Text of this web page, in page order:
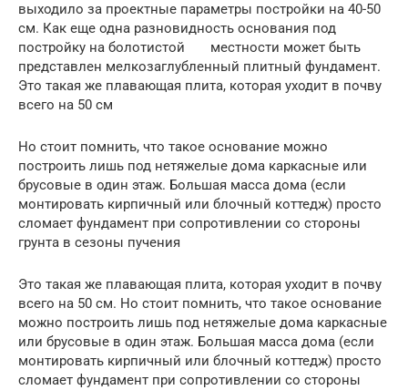
выходило за проектные параметры постройки на 40-50
см. Как еще одна разновидность основания под
постройку на болотистой местности может быть
представлен мелкозаглубленный плитный фундамент.
Это такая же плавающая плита, которая уходит в почву
всего на 50 см
Но стоит помнить, что такое основание можно
построить лишь под нетяжелые дома каркасные или
брусовые в один этаж. Большая масса дома (если
монтировать кирпичный или блочный коттедж) просто
сломает фундамент при сопротивлении со стороны
грунта в сезоны пучения
Это такая же плавающая плита, которая уходит в почву
всего на 50 см. Но стоит помнить, что такое основание
можно построить лишь под нетяжелые дома каркасные
или брусовые в один этаж. Большая масса дома (если
монтировать кирпичный или блочный коттедж) просто
сломает фундамент при сопротивлении со стороны